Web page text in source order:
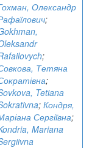
Олександр
;
;
Тетяна
;
Tetiana
; Кондря,
Сергіївна;
Mariana